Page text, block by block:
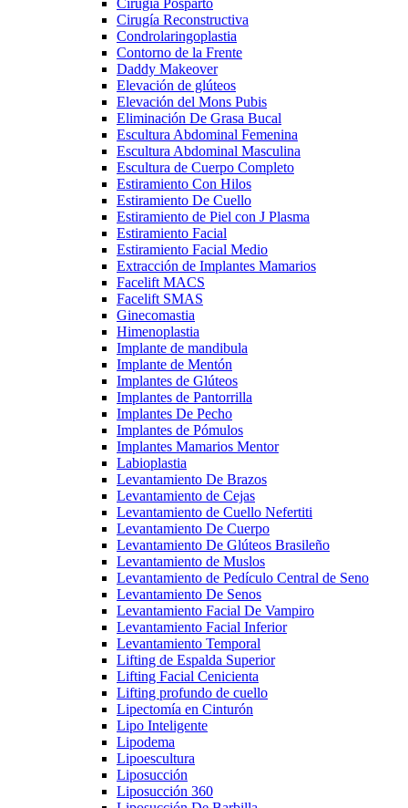
Cirugía Reconstructiva
Condrolaringoplastia
Contorno de la Frente
Daddy Makeover
Elevación de glúteos
Elevación del Mons Pubis
Eliminación De Grasa Bucal
Escultura Abdominal Femenina
Escultura Abdominal Masculina
Escultura de Cuerpo Completo
Estiramiento Con Hilos
Estiramiento De Cuello
Estiramiento de Piel con J Plasma
Estiramiento Facial
Estiramiento Facial Medio
Extracción de Implantes Mamarios
Facelift MACS
Facelift SMAS
Ginecomastia
Himenoplastia
Implante de mandibula
Implante de Mentón
Implantes de Glúteos
Implantes de Pantorrilla
Implantes De Pecho
Implantes de Pómulos
Implantes Mamarios Mentor
Labioplastia
Levantamiento De Brazos
Levantamiento de Cejas
Levantamiento de Cuello Nefertiti
Levantamiento De Cuerpo
Levantamiento De Glúteos Brasileño
Levantamiento de Muslos
Levantamiento de Pedículo Central de Seno
Levantamiento De Senos
Levantamiento Facial De Vampiro
Levantamiento Facial Inferior
Levantamiento Temporal
Lifting de Espalda Superior
Lifting Facial Cenicienta
Lifting profundo de cuello
Lipectomía en Cinturón
Lipo Inteligente
Lipodema
Lipoescultura
Liposucción
Liposucción 360